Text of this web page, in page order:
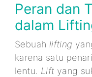
Peran dan
dalam
Sebuah lifting
karena satu
lentu. Lift yang